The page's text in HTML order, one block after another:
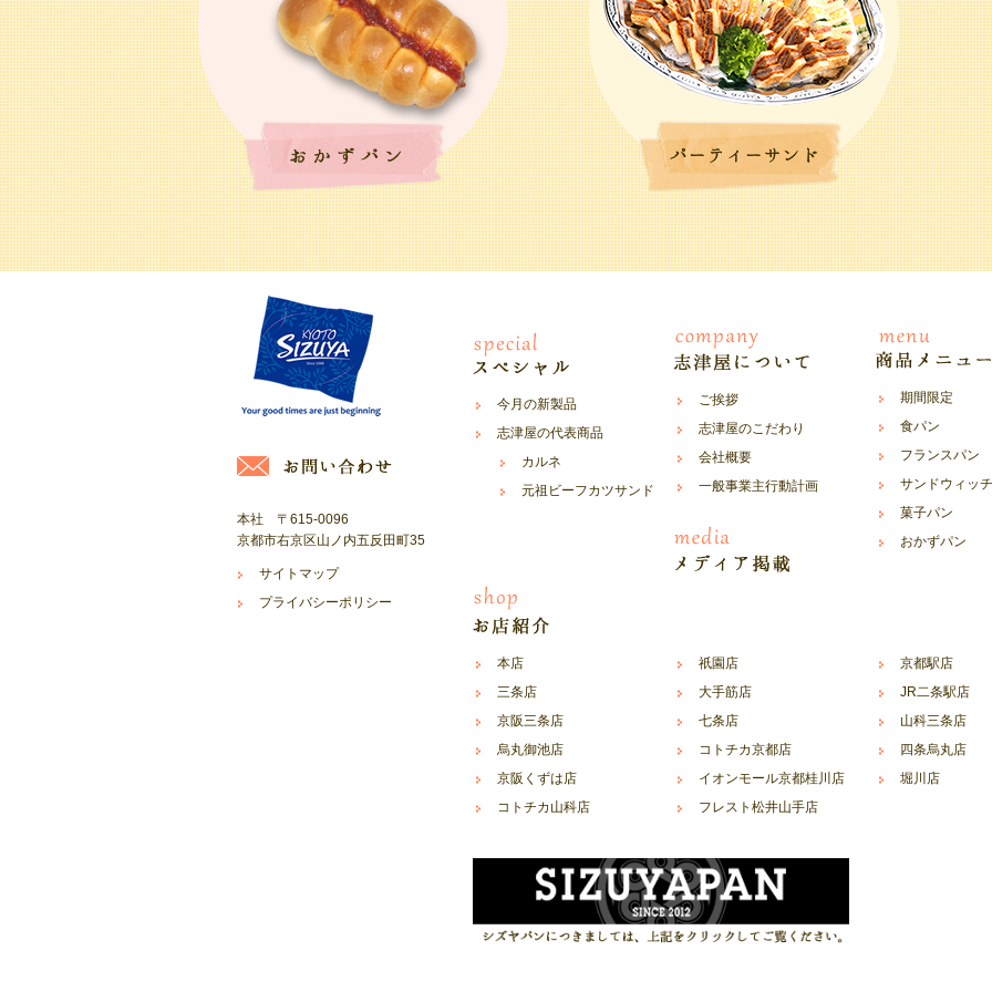
本社 〒615-0096
京都市右京区山ノ内五反田町35
サイトマップ
プライバシーポリシー
今月の新製品
志津屋の代表商品
カルネ
元祖ビーフカツサンド
ご挨拶
志津屋のこだわり
会社概要
一般事業主行動計画
期間限定
食パン
フランスパン
サンドウィッチ
菓子パン
おかずパン
本店 祇園店
京都駅店
三条店
大手筋店
JR二条駅店
京阪三条店
七条店
山科三条店
烏丸御池店
コトチカ京都店
四条烏丸店
京阪くずは店
イオンモール京都桂川店
堀川店
コトチカ山科店
フレスト松井山手店